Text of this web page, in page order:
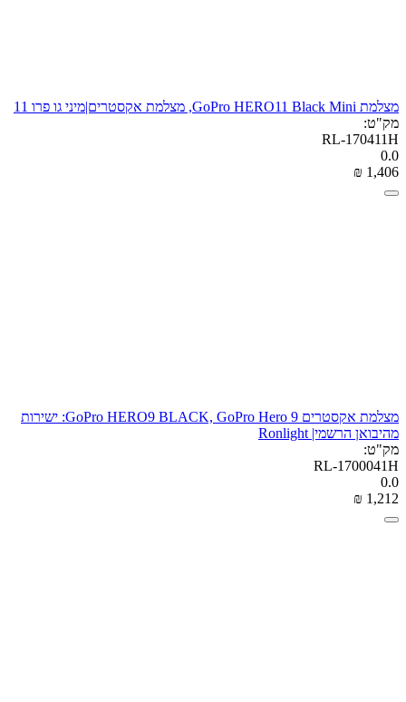
מצלמת GoPro HERO11 Black Mini, מצלמת אקסטרים|מיני גו פרו 11
מק"ט:
RL-170411H
0.0
₪ 1,406
מצלמת אקסטרים GoPro HERO9 BLACK, GoPro Hero 9: ישירות
מהיבואן הרשמי| Ronlight
מק"ט:
RL-1700041H
0.0
₪ 1,212